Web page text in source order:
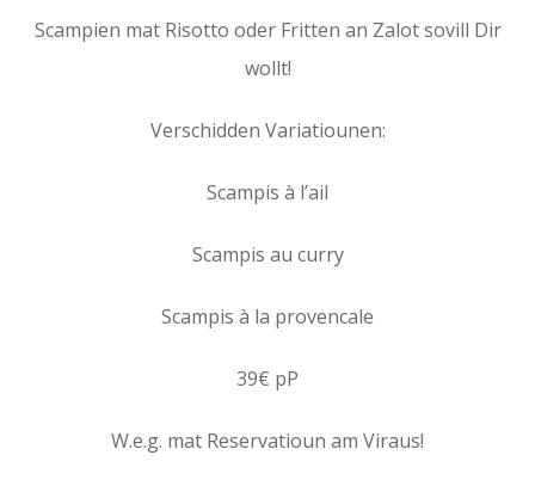
Scampien mat Risotto oder Fritten an Zalot sovill Dir
wollt!
Verschidden Variatiounen:
Scampis à l’ail
Scampis au curry
Scampis à la provencale
39€ pP
W.e.g. mat Reservatioun am Viraus!